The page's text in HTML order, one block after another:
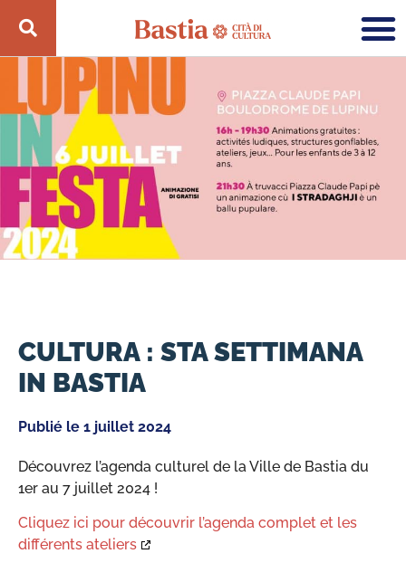
CULTURA : STA SETTIMANA
IN BASTIA
Publié le 1 juillet 2024
Découvrez l’agenda culturel de la Ville de Bastia du
1er au 7 juillet 2024 !
Cliquez ici pour découvrir l’agenda complet et les
différents ateliers